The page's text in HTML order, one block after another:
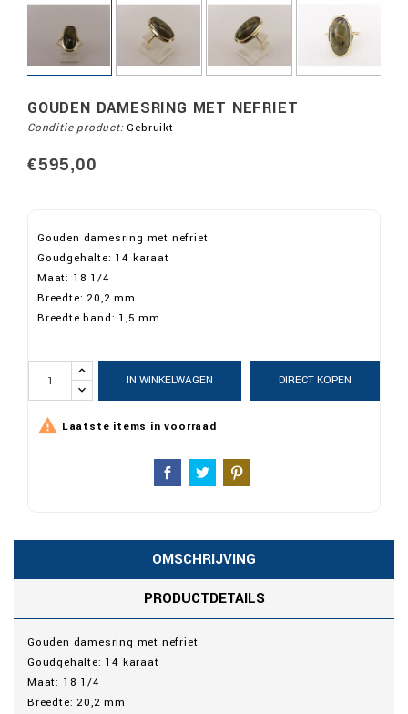
GOUDEN DAMESRING MET NEFRIET
Conditie product: Gebruikt
€595,00
Gouden damesring met nefriet
Goudgehalte: 14 karaat
Maat: 18 1/4
Breedte: 20,2 mm
Breedte band: 1,5 mm
IN WINKELWAGEN DIRECT KOPEN
 Laatste items in voorraad
OMSCHRIJVING
PRODUCTDETAILS
Gouden damesring met nefriet
Goudgehalte: 14 karaat
Maat: 18 1/4
Breedte: 20,2 mm